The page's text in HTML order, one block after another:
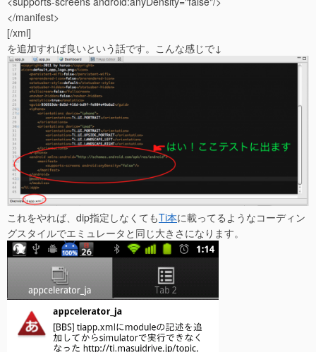
</manifest>
[/xml]
を追加すれば良いという話です。こんな感じで↓
これをやれば、dip指定しなくてもTi本に載ってるようなコーディン
グスタイルでエミュレータと同じ大きさになります。